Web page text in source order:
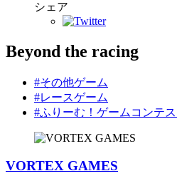
シェア
Beyond the racing
#その他ゲーム
#レースゲーム
#ふりーむ！ゲームコンテ
VORTEX GAMES